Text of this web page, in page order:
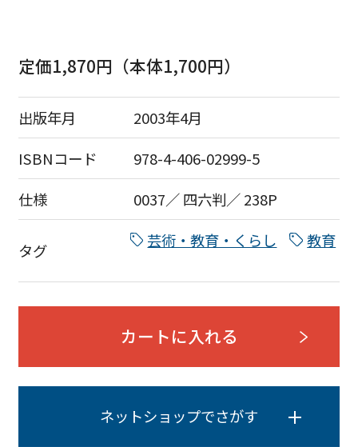
定価1,870円（本体1,700円）
出版年月
2003年4月
ISBNコード
978-4-406-02999-5
仕様
0037／ 四六判／ 238P
タグ
芸術・教育・くらし 教育
カートに入れる
ネットショップでさがす